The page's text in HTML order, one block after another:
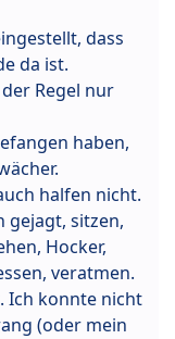
dass
da ist.
Regel nur
haben,
halfen nicht.
gejagt, sitzen,
Hocker,
veratmen.
Ich konnte nicht
(oder mein